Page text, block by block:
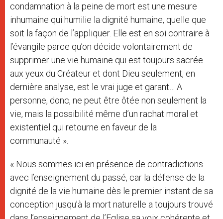
condamnation à la peine de mort est une mesure
inhumaine qui humilie la dignité humaine, quelle que
soit la façon de l’appliquer. Elle est en soi contraire à
l’évangile parce qu’on décide volontairement de
supprimer une vie humaine qui est toujours sacrée
aux yeux du Créateur et dont Dieu seulement, en
dernière analyse, est le vrai juge et garant… A
personne, donc, ne peut être ôtée non seulement la
vie, mais la possibilité même d’un rachat moral et
existentiel qui retourne en faveur de la
communauté ».
« Nous sommes ici en présence de contradictions
avec l’enseignement du passé, car la défense de la
dignité de la vie humaine dès le premier instant de sa
conception jusqu’à la mort naturelle a toujours trouvé